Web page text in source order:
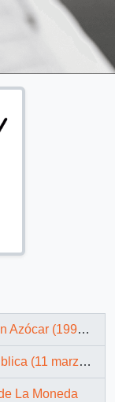
(1990-1994)
– 11 marzo 1994)
La Moneda